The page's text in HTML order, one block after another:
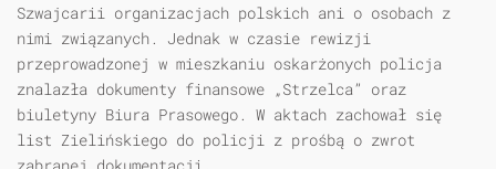
Szwajcarii organizacjach polskich ani o osobach z
nimi związanych. Jednak w czasie rewizji
przeprowadzonej w mieszkaniu oskarżonych policja
znalazła dokumenty finansowe „Strzelca” oraz
biuletyny Biura Prasowego. W aktach zachował się
list Zielińskiego do policji z prośbą o zwrot